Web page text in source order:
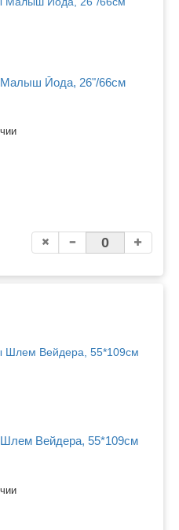
Малыш Йода, 26"/66см
Вейдера, 55*109см